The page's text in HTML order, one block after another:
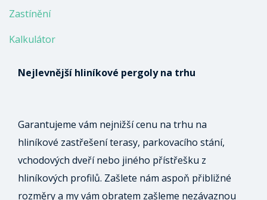
Zastínění
Kalkulátor
Nejlevnější hliníkové pergoly na trhu
Garantujeme vám nejnižší cenu na trhu na
hliníkové zastřešení terasy, parkovacího stání,
vchodových dveří nebo jiného přístřešku z
hliníkových profilů. Zašlete nám aspoň přibližné
rozměry a my vám obratem zašleme nezávaznou